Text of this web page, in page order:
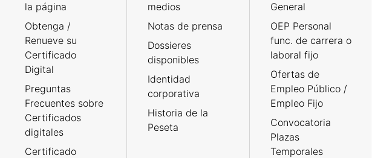
la página
Obtenga /
Renueve su
Certificado
Digital
Preguntas
Frecuentes sobre
Certificados
digitales
Certificado
medios
Notas de prensa
Dossieres
disponibles
Identidad
corporativa
Historia de la
Peseta
General
OEP Personal
func. de carrera o
laboral fijo
Ofertas de
Empleo Público /
Empleo Fijo
Convocatoria
Plazas
Temporales